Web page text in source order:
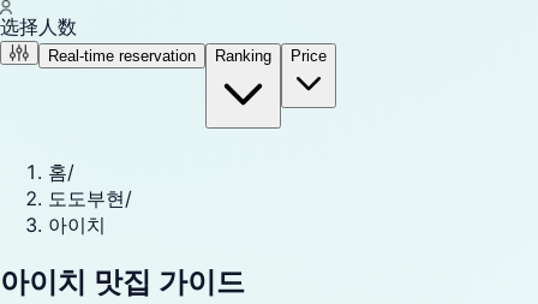
选择人数
Real-time reservation Ranking Price
홈/
도도부현/
아이치
아이치 맛집 가이드